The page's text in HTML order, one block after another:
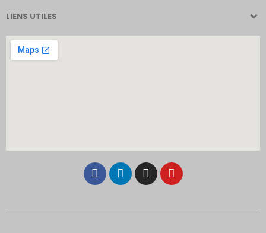
LIENS UTILES